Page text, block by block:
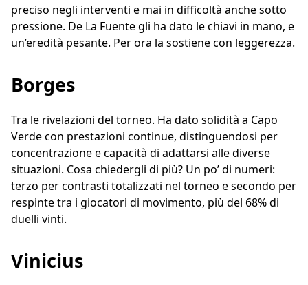
preciso negli interventi e mai in difficoltà anche sotto
pressione. De La Fuente gli ha dato le chiavi in mano, e
un’eredità pesante. Per ora la sostiene con leggerezza.
Borges
Tra le rivelazioni del torneo. Ha dato solidità a Capo
Verde con prestazioni continue, distinguendosi per
concentrazione e capacità di adattarsi alle diverse
situazioni. Cosa chiedergli di più? Un po’ di numeri:
terzo per contrasti totalizzati nel torneo e secondo per
respinte tra i giocatori di movimento, più del 68% di
duelli vinti.
Vinicius